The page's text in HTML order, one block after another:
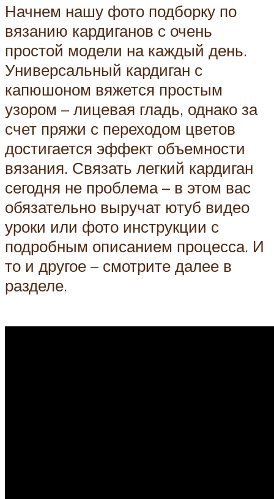
Начнем нашу фото подборку по
вязанию кардиганов с очень
простой модели на каждый день.
Универсальный кардиган с
капюшоном вяжется простым
узором – лицевая гладь, однако за
счет пряжи с переходом цветов
достигается эффект объемности
вязания. Связать легкий кардиган
сегодня не проблема – в этом вас
обязательно выручат ютуб видео
уроки или фото инструкции с
подробным описанием процесса. И
то и другое – смотрите далее в
разделе.